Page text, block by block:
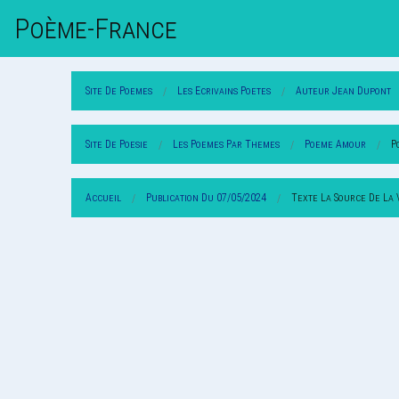
Poème-FrAnce
Site De Poemes Les Ecrivains Poetes Auteur Jean Dupont
Site De Poesie Les Poemes Par Themes Poeme Amour
Accueil Publication Du 07/05/2024 Texte La Source De La